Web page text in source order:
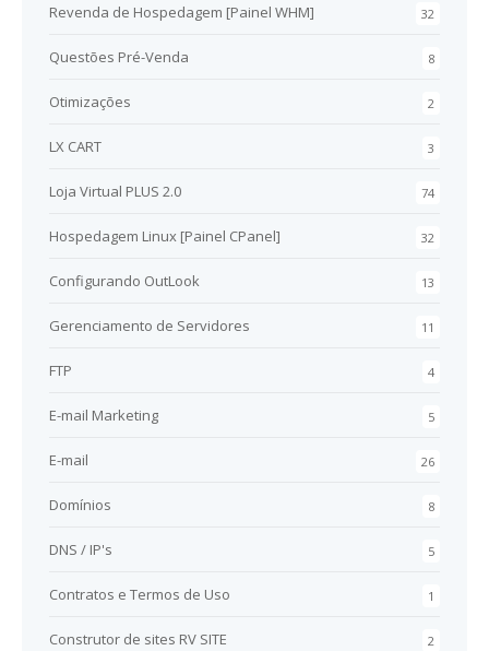
32
Revenda de Hospedagem [Painel WHM]
8
Questões Pré-Venda
2
Otimizações
3
LX CART
74
Loja Virtual PLUS 2.0
32
Hospedagem Linux [Painel CPanel]
13
Configurando OutLook
11
Gerenciamento de Servidores
4
FTP
5
E-mail Marketing
26
E-mail
8
Domínios
5
DNS / IP's
1
Contratos e Termos de Uso
2
Construtor de sites RV SITE